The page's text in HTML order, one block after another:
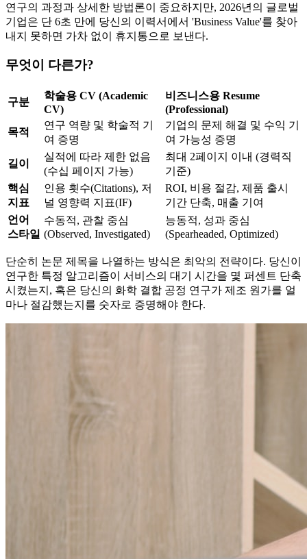
연구의 과정과 상세한 방법론이 중요하지만, 2026년의 글로벌
기업은 단 6초 만에 당신의 이력서에서 'Business Value'를 찾아
내지 못하면 가차 없이 휴지통으로 보낸다.
무엇이 다른가?
구분
학술용 CV (Academic
CV)
비즈니스용 Resume
(Professional)
목적
연구 역량 및 학술적 기
여 증명
기업의 문제 해결 및 수익 기
여 가능성 증명
길이
실적에 따라 제한 없음
(수십 페이지 가능)
최대 2페이지 이내 (경력직
기준)
핵심
지표
인용 횟수(Citations), 저
널 영향력 지표(IF)
ROI, 비용 절감, 제품 출시
기간 단축, 매출 기여
언어
스타일
수동적, 관찰 중심
(Observed, Investigated)
능동적, 성과 중심
(Spearheaded, Optimized)
단순히 논문 제목을 나열하는 방식은 최악의 전략이다. 당신이
연구한 특정 알고리즘이 서비스의 대기 시간을 몇 퍼센트 단축
시켰는지, 혹은 당신의 화학 결합 공정 연구가 제조 원가를 얼
마나 절감했는지를 숫자로 증명해야 한다.